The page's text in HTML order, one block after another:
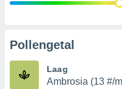
Pollengetal
Laag
Ambrosia (13 #/